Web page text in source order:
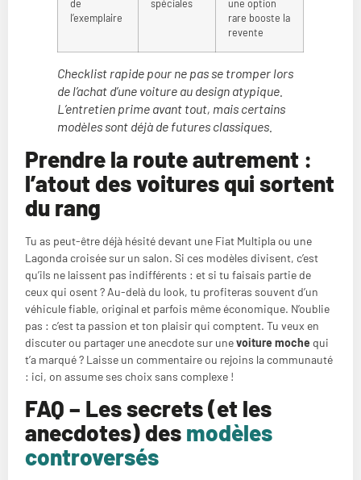
de
l’exemplaire
spéciales
une option
rare booste la
revente
Checklist rapide pour ne pas se tromper lors
de l’achat d’une voiture au design atypique.
L’entretien prime avant tout, mais certains
modèles sont déjà de futures classiques.
Prendre la route autrement :
l’atout des voitures qui sortent
du rang
Tu as peut-être déjà hésité devant une Fiat Multipla ou une
Lagonda croisée sur un salon. Si ces modèles divisent, c’est
qu’ils ne laissent pas indifférents : et si tu faisais partie de
ceux qui osent ? Au-delà du look, tu profiteras souvent d’un
véhicule fiable, original et parfois même économique. N’oublie
pas : c’est ta passion et ton plaisir qui comptent. Tu veux en
discuter ou partager une anecdote sur unevoiture moche qui
t’a marqué ? Laisse un commentaire ou rejoins la communauté
: ici, on assume ses choix sans complexe !
FAQ – Les secrets (et les
anecdotes) des modèles
controversés